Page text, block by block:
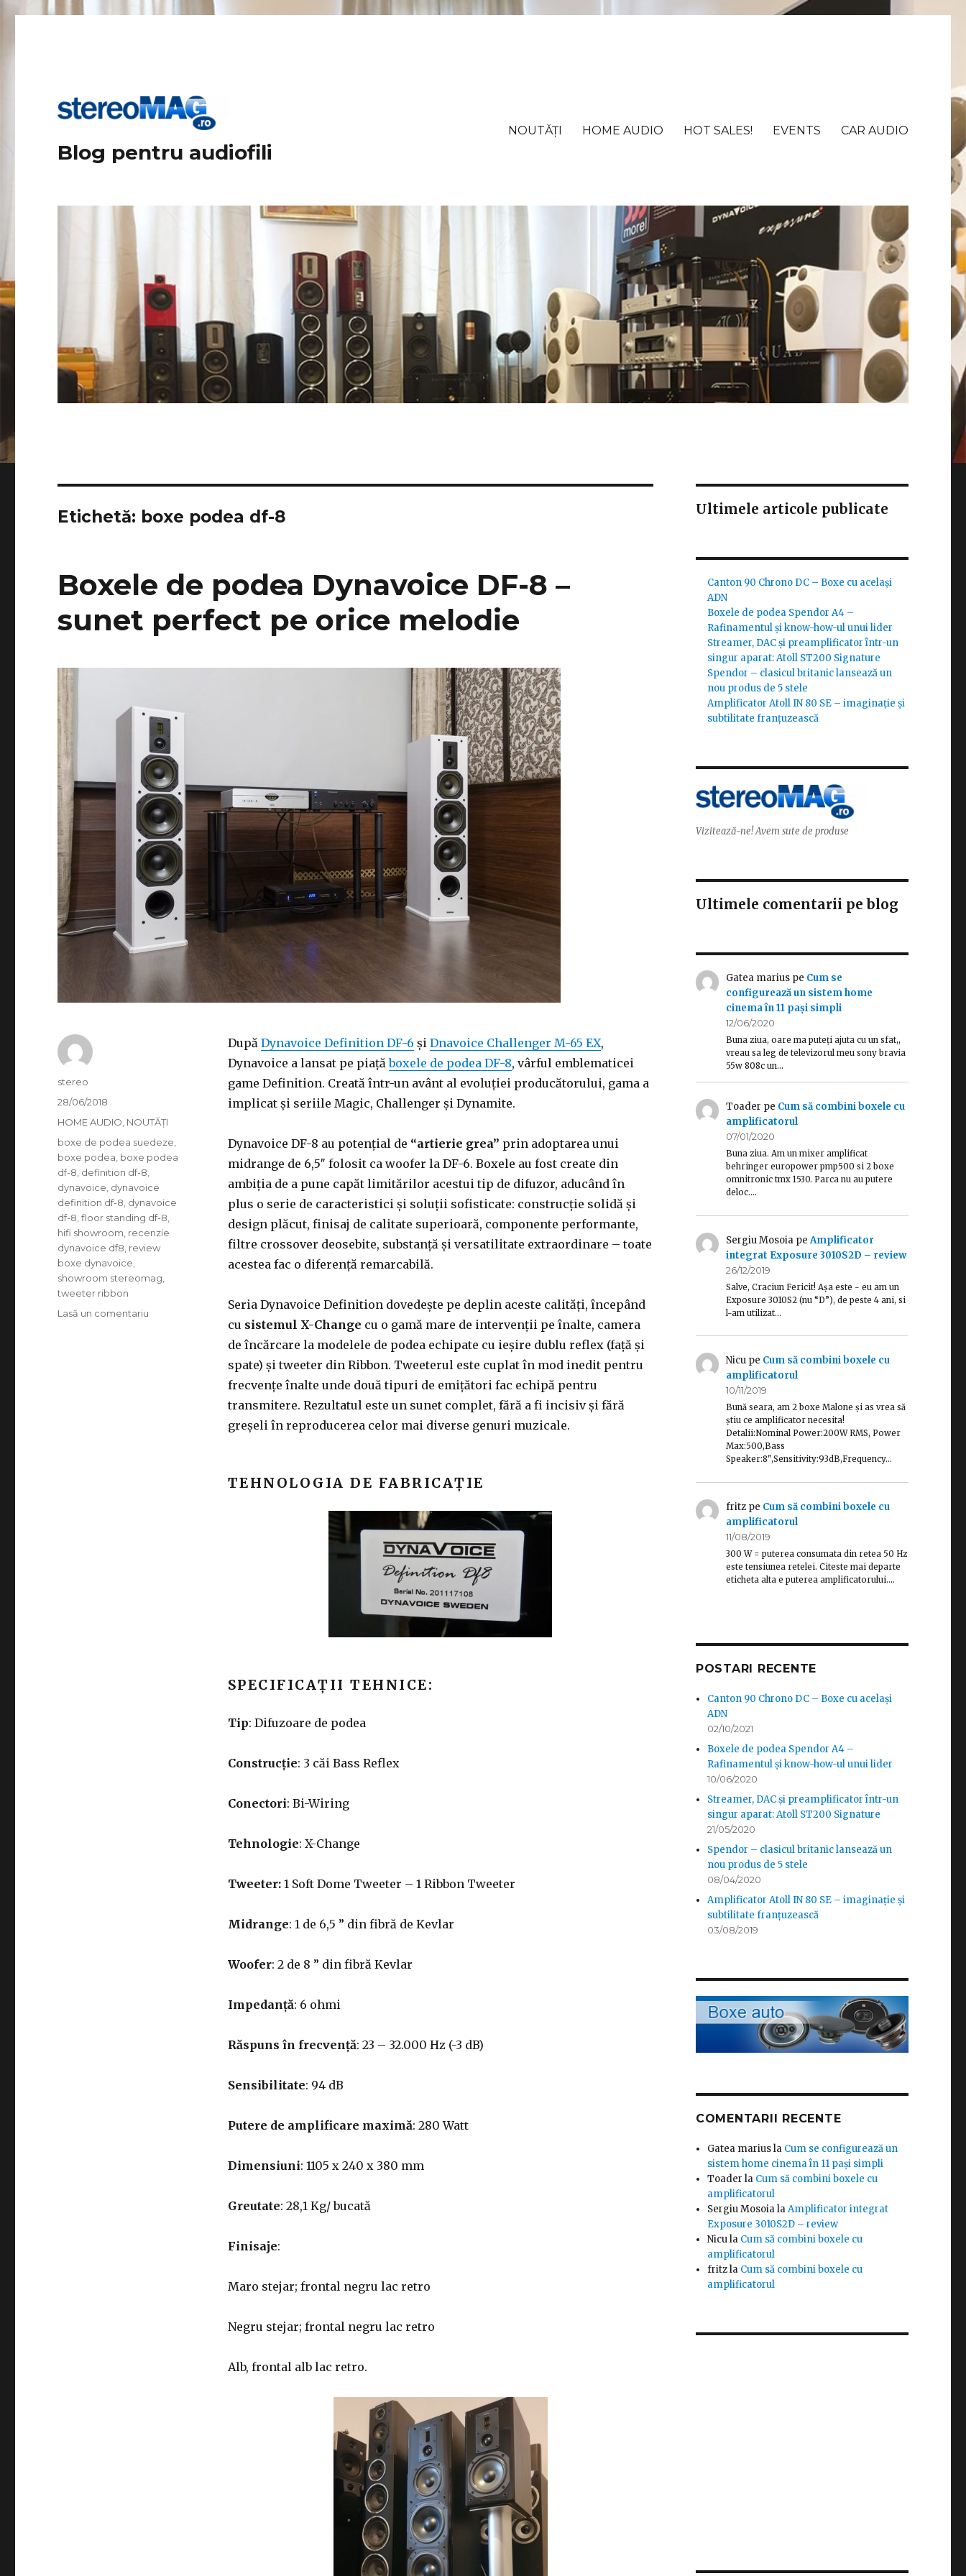
Blog pentru audiofili
NOUTĂȚI HOME AUDIO HOT SALES! EVENTS CAR AUDIO
Etichetă: boxe podea df-8
Boxele de podea Dynavoice DF-8 –
sunet perfect pe orice melodie
După Dynavoice Definition DF-6 și Dnavoice Challenger M-65 EX,
Dynavoice a lansat pe piațăboxele de podea DF-8, vârful emblematicei
game Definition. Creată într-un avânt al evoluției producătorului, gama a
implicat și seriile Magic, Challenger și Dynamite.
Dynavoice DF-8 au potențial de “artierie grea” prin adoptarea unui
midrange de 6,5″ folosit ca woofer la DF-6. Boxele au fost create din
ambiția de a pune capăt limitărilor acestui tip de difuzor, aducând în
plus o serie de caracteristici și soluții sofisticate: construcție solidă și
design plăcut, finisaj de calitate superioară, componente performante,
filtre crossover deosebite, substanță și versatilitate extraordinare – toate
acestea fac o diferență remarcabilă.
Seria Dynavoice Definition dovedește pe deplin aceste calități, începând
cu sistemul X-Change cu o gamă mare de intervenții pe înalte, camera
de încărcare la modelele de podea echipate cu ieșire dublu reflex (față și
spate) și tweeter din Ribbon. Tweeterul este cuplat în mod inedit pentru
frecvențe înalte unde două tipuri de emițători fac echipă pentru
transmitere. Rezultatul este un sunet complet, fără a fi incisiv și fără
greșeli în reproducerea celor mai diverse genuri muzicale.
TEHNOLOGIA DE FABRICAȚIE
SPECIFICAȚII TEHNICE:
Tip: Difuzoare de podea
Construcție: 3 căi Bass Reflex
Conectori: Bi-Wiring
Tehnologie: X-Change
Tweeter:1 Soft Dome Tweeter – 1 Ribbon Tweeter
Midrange: 1 de 6,5 ” din fibră de Kevlar
Woofer: 2 de 8 ” din fibră Kevlar
Impedanță: 6 ohmi
Răspuns în frecvență: 23 – 32.000 Hz (-3 dB)
Sensibilitate: 94 dB
Putere de amplificare maximă: 280 Watt
Dimensiuni: 1105 x 240 x 380 mm
Greutate: 28,1 Kg/ bucată
Finisaje:
Maro stejar; frontal negru lac retro
Negru stejar; frontal negru lac retro
Alb, frontal alb lac retro.
Autor
stereo
Publicat
28/06/2018
Categorii
HOME AUDIO NOUTĂȚI
Etichete
boxe de podea suedeze
boxe podea boxe podea
df-8 definition df-8
dynavoice dynavoice
definition df-8 dynavoice
df-8 ,floor standing df-8
hifi showroom recenzie
dynavoice df8 review
boxe dynavoice
showroom stereomag
tweeter ribbon
Lasă un comentariu
Ultimele articole publicate
Canton 90 Chrono DC – Boxe cu același
ADN
Boxele de podea Spendor A4 –
Rafinamentul și know-how-ul unui lider
Streamer, DAC și preamplificator într-un
singur aparat: Atoll ST200 Signature
Spendor – clasicul britanic lansează un
nou produs de 5 stele
Amplificator Atoll IN 80 SE – imaginație și
subtilitate franțuzească
Vizitează-ne! Avem sute de produse
Ultimele comentarii pe blog
Gatea marius pe Cum se
configurează un sistem home
cinema în 11 pași simpli
12/06/2020
Buna ziua, oare ma puteți ajuta cu un sfat,,
vreau sa leg de televizorul meu sony bravia
55w 808c un…
Toader pe Cum să combini boxele cu
amplificatorul
07/01/2020
Buna ziua. Am un mixer amplificat
behringer europower pmp500 si 2 boxe
omnitronic tmx 1530. Parca nu au putere
deloc.…
Sergiu Mosoia peAmplificator
integrat Exposure 3010S2D – review
26/12/2019
Salve, Craciun Fericit! Așa este - eu am un
Exposure 3010S2 (nu “D”), de peste 4 ani, si
l-am utilizat…
Nicu pe Cum să combini boxele cu
amplificatorul
10/11/2019
Bună seara, am 2 boxe Malone și as vrea să
știu ce amplificator necesita!
Detalii:Nominal Power:200W RMS, Power
Max:500,Bass
Speaker:8",Sensitivity:93dB,Frequency…
fritz pe Cum să combini boxele cu
amplificatorul
11/08/2019
300 W = puterea consumata din retea 50 Hz
este tensiunea retelei. Citeste mai departe
eticheta alta e puterea amplificatorului.…
POSTARI RECENTE
Canton 90 Chrono DC – Boxe cu același
ADN
02/10/2021
Boxele de podea Spendor A4 –
Rafinamentul și know-how-ul unui lider
10/06/2020
Streamer, DAC și preamplificator într-un
singur aparat: Atoll ST200 Signature
21/05/2020
Spendor – clasicul britanic lansează un
nou produs de 5 stele
08/04/2020
Amplificator Atoll IN 80 SE – imaginație și
subtilitate franțuzească
03/08/2019
COMENTARII RECENTE
Gatea mariusla Cum se configurează un
sistem home cinema în 11 pași simpli
Toader la Cum să combini boxele cu
amplificatorul
Sergiu MosoialaAmplificator integrat
Exposure 3010S2D – review
Nicula Cum să combini boxele cu
amplificatorul
fritzla Cum să combini boxele cu
amplificatorul